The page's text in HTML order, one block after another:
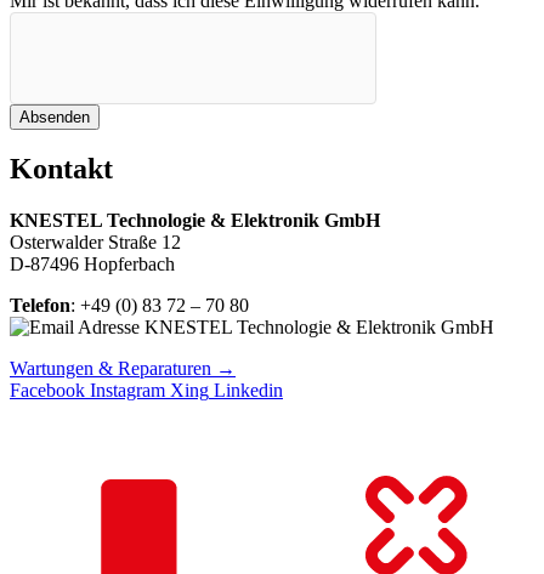
Absenden
Kontakt
KNESTEL Technologie & Elektronik GmbH
Osterwalder Straße 12
D-87496 Hopferbach
Telefon: +49 (0) 83 72 – 70 80
Wartungen & Reparaturen →
Facebook Instagram Xing Linkedin